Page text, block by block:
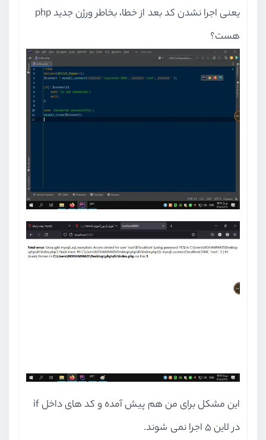
یعنی اجرا نشدن کد بعد از خطا، بخاطر ورژن جدید php
هست؟
این مشکل برای من هم پیش آمده و کد های داخل if
در لاین 5 اجرا نمی شوند.